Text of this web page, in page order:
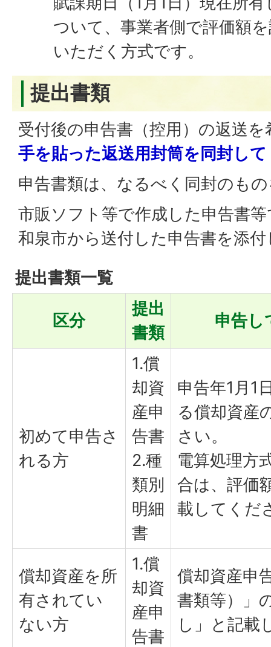
ついて、事業者側で評価額
いただく方式です。
提出書類
受付後の申告書（控用）の返送
手を貼った返送用封筒を同封し
申告書類は、なるべく同封のも
市販ソフト等で作成した申告書
和泉市から送付した申告書を添
提出書類一覧
区分
提出
書類
申告し
初めて申告さ
れる方
1.償
却資
産申
告書
2.種
類別
明細
書
申告年1月1
る償却資産
さい。
電算処理方
合は、評価
載してくだ
償却資産を所
有されてい
ない方
1.償
却資
産申
告書
償却資産申
書類等）」
し」と記載